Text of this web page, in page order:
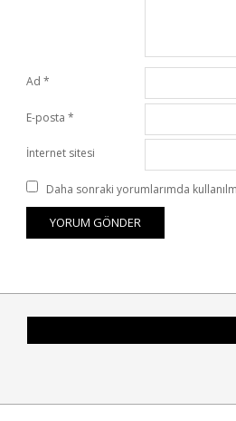
Ad *
E-posta *
İnternet sitesi
Daha sonraki yorumlarımda